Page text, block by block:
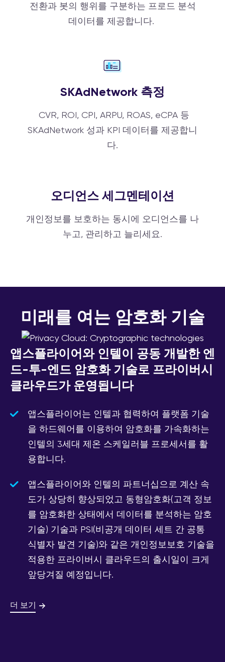
전환과 봇의 행위를 구분하는 프로드 분석
데이터를 제공합니다.
SKAdNetwork 측정
CVR, ROI, CPI, ARPU, ROAS, eCPA 등
SKAdNetwork 성과 KPI 데이터를 제공합니
다.
오디언스 세그멘테이션
개인정보를 보호하는 동시에 오디언스를 나
누고, 관리하고 늘리세요.
미래를 여는 암호화 기술
앱스플라이어와 인텔이 공동 개발한 엔
드-투-엔드 암호화 기술로 프라이버시
클라우드가 운영됩니다
앱스플라이어는 인텔과 협력하여 플랫폼 기술
을 하드웨어를 이용하여 암호화를 가속화하는
인텔의 3세대 제온 스케일러블 프로세서를 활
용합니다.
앱스플라이어와 인텔의 파트너십으로 계산 속
도가 상당히 향상되었고 동형암호화(고객 정보
를 암호화한 상태에서 데이터를 분석하는 암호
기술) 기술과 PSI(비공개 데이터 세트 간 공통
식별자 발견 기술)와 같은 개인정보보호 기술을
적용한 프라이버시 클라우드의 출시일이 크게
앞당겨질 예정입니다.
더 보기